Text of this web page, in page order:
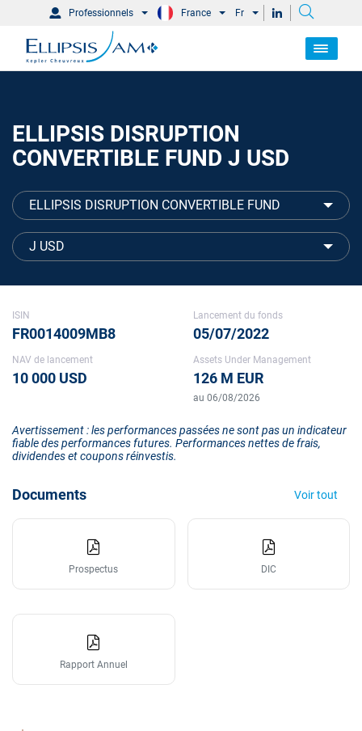
Professionnels France Fr
ELLIPSIS DISRUPTION
CONVERTIBLE FUND J USD
ELLIPSIS DISRUPTION CONVERTIBLE FUND
J USD
ISIN
FR0014009MB8
Lancement du fonds
05/07/2022
NAV de lancement
10 000 USD
Assets Under Management
126 M EUR
au 06/08/2026
Avertissement : les performances passées ne sont pas un indicateur
fiable des performances futures. Performances nettes de frais,
dividendes et coupons réinvestis.
Documents Voir tout
Prospectus DIC
Rapport Annuel